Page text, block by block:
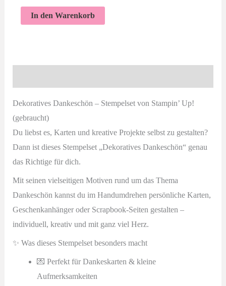
Dekoratives
Stampin’
Up!
(gebraucht)
Menge
In den Warenkorb
Dekoratives Dankeschön – Stempelset von Stampin’ Up!
(gebraucht)
Du liebst es, Karten und kreative Projekte selbst zu gestalten?
Dann ist dieses Stempelset „Dekoratives Dankeschön“ genau
das Richtige für dich.
Mit seinen vielseitigen Motiven rund um das Thema
Dankeschön kannst du im Handumdrehen persönliche Karten,
Geschenkanhänger oder Scrapbook-Seiten gestalten –
individuell, kreativ und mit ganz viel Herz.
✨ Was dieses Stempelset besonders macht
💌 Perfekt für Dankeskarten & kleine
Aufmerksamkeiten